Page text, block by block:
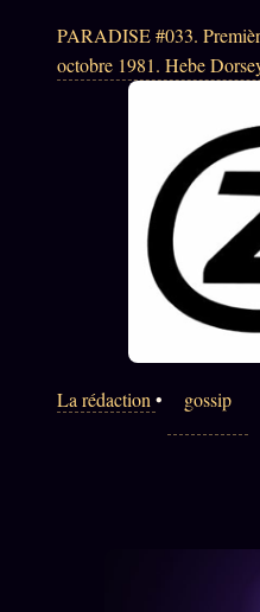
PARADISE #033.
octobre 1981. Hebe
Hiroshima chic. Couple
1985 documenté Yohji
Paris 1981 à 2025 = 1
2003. Faillite Yohji 2009
La rédaction • gossip